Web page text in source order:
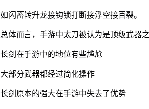
如闪蓄转升龙接钩锁打断接浮空接百裂。
总体而言，手游中太刀被认为是顶级武器
长剑在手游中的地位有些尴尬
大部分武器都经过简化操作
长剑原本的强大在手游中失去了优势